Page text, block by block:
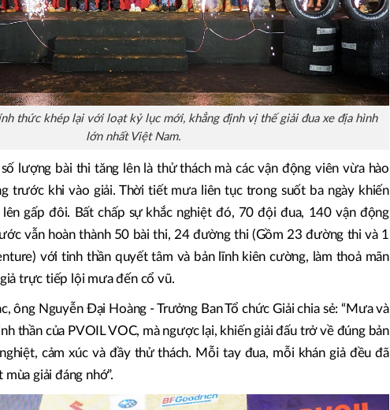
thức khép lại với loạt kỷ lục mới, khẳng định vị thế giải đua xe địa hình
lớn nhất Việt Nam.
số lượng bài thi tăng lên là thử thách mà các vận động viên vừa hào
trước khi vào giải. Thời tiết mưa liên tục trong suốt ba ngày khiến
gấp đôi. Bất chấp sự khắc nghiệt đó, 70 đội đua, 140 vận động
vẫn hoàn thành 50 bài thi, 24 đường thi (Gồm 23 đường thi và 1
với tinh thần quyết tâm và bản lĩnh kiên cường, làm thoả mãn
trực tiếp lội mưa đến cổ vũ.
ông Nguyễn Đại Hoàng - Trưởng Ban Tổ chức Giải chia sẻ: “Mưa và
thần của PVOIL VOC, mà ngược lại, khiến giải đấu trở về đúng bản
cảm xúc và đầy thử thách. Mỗi tay đua, mỗi khán giả đều đã
giải đáng nhớ”.